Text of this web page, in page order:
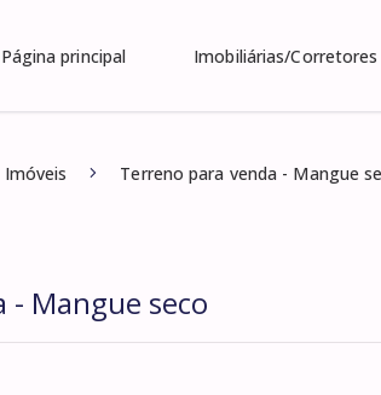
Página principal Imobiliárias/Corretores
Terreno para venda - Mangue
Mangue seco